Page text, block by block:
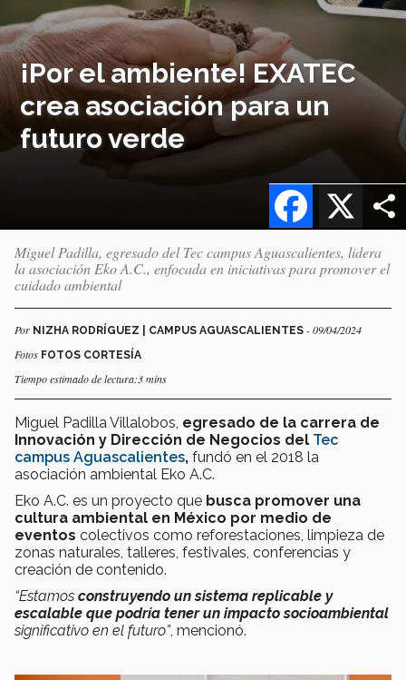
¡Por el ambiente! EXATEC
crea asociación para un
futuro verde
X
Facebook
Miguel Padilla, egresado del Tec campus Aguascalientes, lidera
la asociación Eko A.C., enfocada en iniciativas para promover el
cuidado ambiental
Por NIZHA RODRÍGUEZ | CAMPUS AGUASCALIENTES - 09/04/2024
Fotos FOTOS CORTESÍA
Tiempo estimado de lectura:3 mins
Miguel Padilla Villalobos, egresado de la carrera de
Innovación y Dirección de Negocios del Tec
campus Aguascalientes, fundó en el 2018 la
asociación ambiental Eko A.C.
Eko A.C. es un proyecto que busca promover una
cultura ambiental en México por medio de
eventos colectivos como reforestaciones, limpieza de
zonas naturales, talleres, festivales, conferencias y
creación de contenido.
“Estamos construyendo un sistema replicable y
escalable que podría tener un impacto socioambiental
significativo en el futuro”, mencionó.